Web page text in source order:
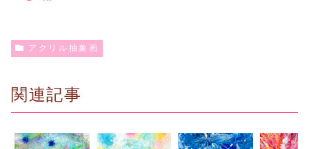
アクリル抽象画
関連記事